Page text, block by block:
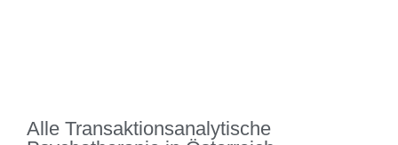
Alle Transaktionsanalytische